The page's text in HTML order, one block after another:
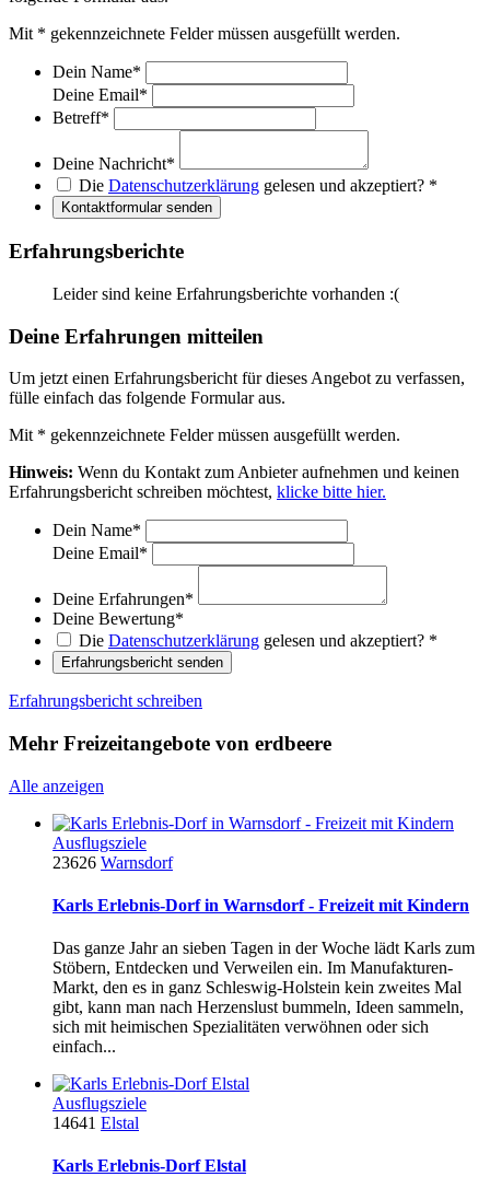
Mit * gekennzeichnete Felder müssen ausgefüllt werden.
Dein Name*
Deine Email*
Betreff*
Deine Nachricht*
Die Datenschutzerklärung gelesen und akzeptiert? *
Kontaktformular senden
Erfahrungsberichte
Leider sind keine Erfahrungsberichte vorhanden :(
Deine Erfahrungen mitteilen
Um jetzt einen Erfahrungsbericht für dieses Angebot zu verfassen,
fülle einfach das folgende Formular aus.
Mit * gekennzeichnete Felder müssen ausgefüllt werden.
Hinweis: Wenn du Kontakt zum Anbieter aufnehmen und keinen
Erfahrungsbericht schreiben möchtest, klicke bitte hier.
Dein Name*
Deine Email*
Deine Erfahrungen*
Deine Bewertung*
Die Datenschutzerklärung gelesen und akzeptiert? *
Erfahrungsbericht senden
Erfahrungsbericht schreiben
Mehr Freizeitangebote von erdbeere
Alle anzeigen
Ausflugsziele
23626 Warnsdorf
Karls Erlebnis-Dorf in Warnsdorf - Freizeit mit Kindern
Das ganze Jahr an sieben Tagen in der Woche lädt Karls zum
Stöbern, Entdecken und Verweilen ein. Im Manufakturen-
Markt, den es in ganz Schleswig-Holstein kein zweites Mal
gibt, kann man nach Herzenslust bummeln, Ideen sammeln,
sich mit heimischen Spezialitäten verwöhnen oder sich
einfach...
Ausflugsziele
14641 Elstal
Karls Erlebnis-Dorf Elstal